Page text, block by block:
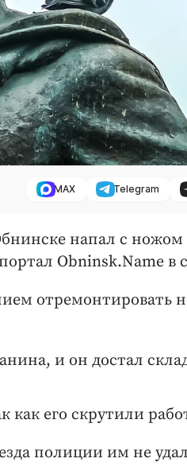
MAX Telegram
напал с ножом
Obninsk.Name в
отремонтировать
и он достал
как его скрутили
полиции им не